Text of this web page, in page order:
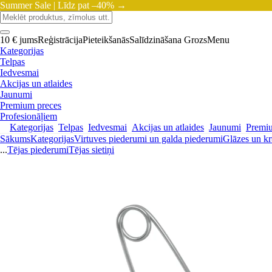
Summer Sale | Līdz pat –40% →
10 € jumsReģistrācijaPieteikšanāsSalīdzināšana GrozsMenu
Kategorijas
Telpas
Iedvesmai
Akcijas un atlaides
Jaunumi
Premium preces
Profesionāļiem
Kategorijas Telpas Iedvesmai Akcijas un atlaides Jaunumi
SākumsKategorijasVirtuves piederumi un galda piederumiGlāzes un
...Tējas piederumiTējas sietiņi